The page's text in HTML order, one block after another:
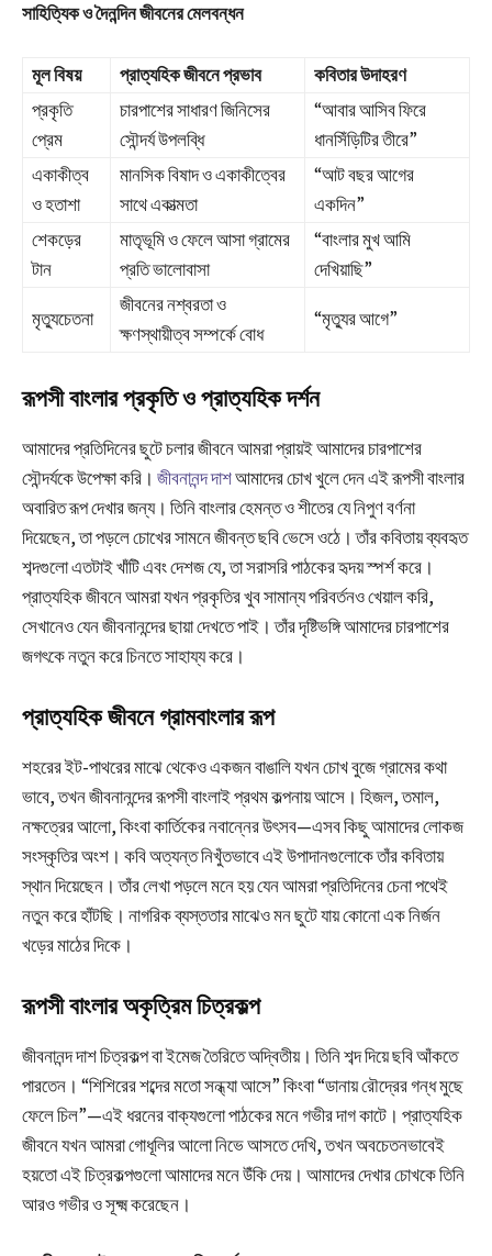
সাহিত্যিক ও দৈনন্দিন জীবনের মেলবন্ধন
মূল বিষয় প্রাত্যহিক জীবনে প্রভাব
কবিতার উদাহরণ
প্রকৃতি
প্রেম
চারপাশের সাধারণ জিনিসের
সৌন্দর্য উপলব্ধি
“আবার আসিব ফিরে
ধানসিঁড়িটির তীরে”
একাকীত্ব
ও হতাশা
মানসিক বিষাদ ও একাকীত্বের
সাথে একাত্মতা
“আট বছর আগের
একদিন”
শেকড়ের
টান
মাতৃভূমি ও ফেলে আসা গ্রামের
প্রতি ভালোবাসা
“বাংলার মুখ আমি
দেখিয়াছি”
মৃত্যুচেতনা
জীবনের নশ্বরতা ও
ক্ষণস্থায়ীত্ব সম্পর্কে বোধ
“মৃত্যুর আগে”
রূপসী বাংলার প্রকৃতি ও প্রাত্যহিক দর্শন
আমাদের প্রতিদিনের ছুটে চলার জীবনে আমরা প্রায়ই আমাদের চারপাশের
সৌন্দর্যকে উপেক্ষা করি। জীবনানন্দ দাশআমাদের চোখ খুলে দেন এই রূপসী বাংলার
অবারিত রূপ দেখার জন্য। তিনি বাংলার হেমন্ত ও শীতের যে নিপুণ বর্ণনা
দিয়েছেন, তা পড়লে চোখের সামনে জীবন্ত ছবি ভেসে ওঠে। তাঁর কবিতায় ব্যবহৃত
শব্দগুলো এতটাই খাঁটি এবং দেশজ যে, তা সরাসরি পাঠকের হৃদয় স্পর্শ করে।
প্রাত্যহিক জীবনে আমরা যখন প্রকৃতির খুব সামান্য পরিবর্তনও খেয়াল করি,
সেখানেও যেন জীবনানন্দের ছায়া দেখতে পাই। তাঁর দৃষ্টিভঙ্গি আমাদের চারপাশের
জগৎকে নতুন করে চিনতে সাহায্য করে।
প্রাত্যহিক জীবনে গ্রামবাংলার রূপ
শহরের ইট-পাথরের মাঝে থেকেও একজন বাঙালি যখন চোখ বুজে গ্রামের কথা
ভাবে, তখন জীবনানন্দের রূপসী বাংলাই প্রথম কল্পনায় আসে। হিজল, তমাল,
নক্ষত্রের আলো, কিংবা কার্তিকের নবান্নের উৎসব—এসব কিছু আমাদের লোকজ
সংস্কৃতির অংশ। কবি অত্যন্ত নিখুঁতভাবে এই উপাদানগুলোকে তাঁর কবিতায়
স্থান দিয়েছেন। তাঁর লেখা পড়লে মনে হয় যেন আমরা প্রতিদিনের চেনা পথেই
নতুন করে হাঁটছি। নাগরিক ব্যস্ততার মাঝেও মন ছুটে যায় কোনো এক নির্জন
খড়ের মাঠের দিকে।
রূপসী বাংলার অকৃত্রিম চিত্রকল্প
জীবনানন্দ দাশ চিত্রকল্প বা ইমেজ তৈরিতে অদ্বিতীয়। তিনি শব্দ দিয়ে ছবি আঁকতে
পারতেন। “শিশিরের শব্দের মতো সন্ধ্যা আসে” কিংবা “ডানায় রৌদ্রের গন্ধ মুছে
ফেলে চিল”—এই ধরনের বাক্যগুলো পাঠকের মনে গভীর দাগ কাটে। প্রাত্যহিক
জীবনে যখন আমরা গোধূলির আলো নিভে আসতে দেখি, তখন অবচেতনভাবেই
হয়তো এই চিত্রকল্পগুলো আমাদের মনে উঁকি দেয়। আমাদের দেখার চোখকে তিনি
আরও গভীর ও সূক্ষ্ম করেছেন।